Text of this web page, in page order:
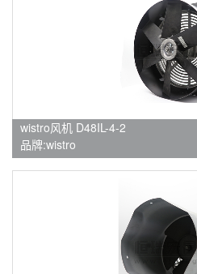
wistro风机 D48IL-4-2
品牌:wistro